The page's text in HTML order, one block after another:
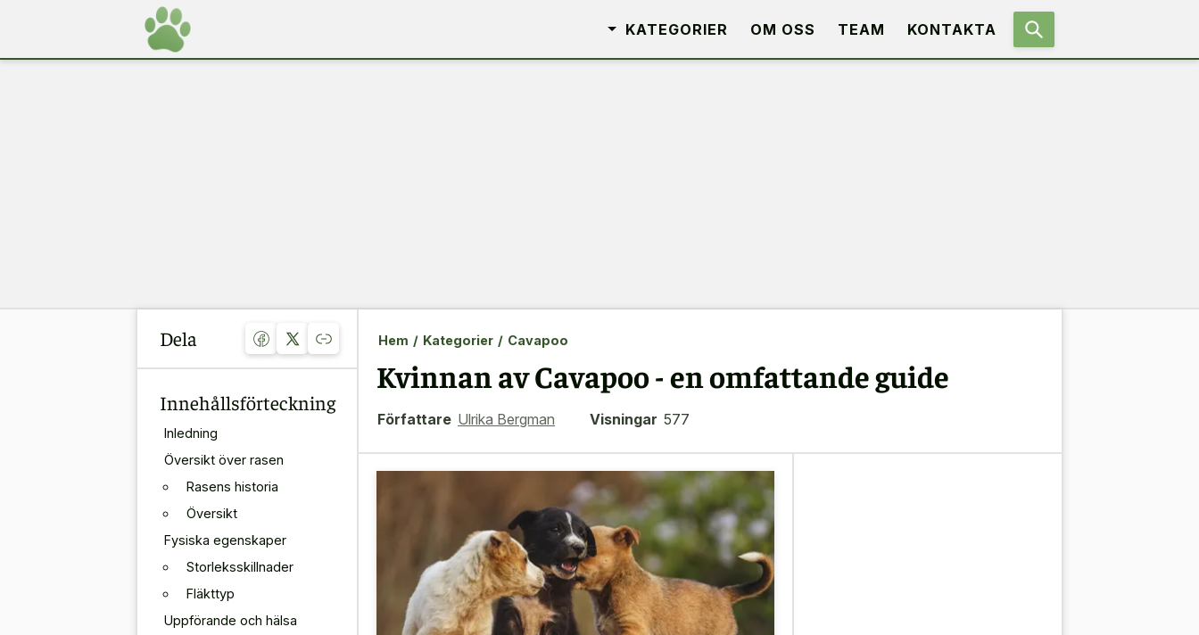
KATEGORIER OM OSS TEAM KONTAKTA
Dela
Innehållsförteckning
Inledning
Översikt över rasen
Rasens historia
Översikt
Fysiska egenskaper
Storleksskillnader
Fläkttyp
Uppförande och hälsa
Hem / Kategorier / Cavapoo
Kvinnan av Cavapoo - en omfattande guide
Författare Ulrika Bergman Visningar 577